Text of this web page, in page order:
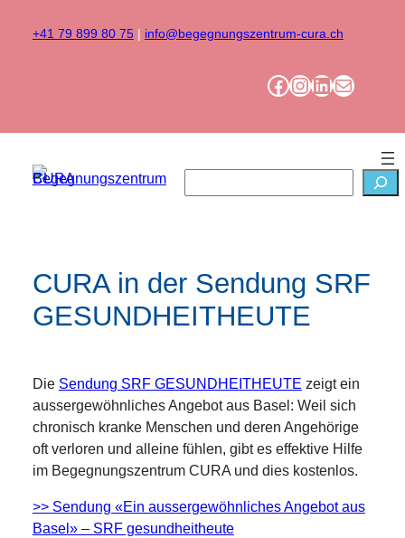
Inhalt+41 79 899 80 75| info@begegnungszentrum-cura.ch
Facebook InstagramLinkedIn Mail
CURA in der Sendung SRF
GESUNDHEITHEUTE
Die Sendung SRF GESUNDHEITHEUTE zeigt ein
aussergewöhnliches Angebot aus Basel: Weil sich
chronisch kranke Menschen und deren Angehörige
oft verloren und alleine fühlen, gibt es effektive Hilfe
im Begegnungszentrum CURA und dies kostenlos.
>> Sendung «Ein aussergewöhnliches Angebot aus
Basel» – SRF gesundheitheute